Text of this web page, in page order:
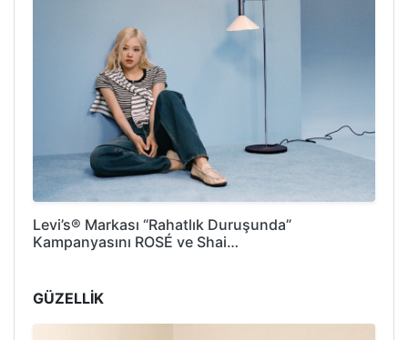
Levi’s® Markası “Rahatlık Duruşunda”
Kampanyasını ROSÉ ve Shai…
GÜZELLİK